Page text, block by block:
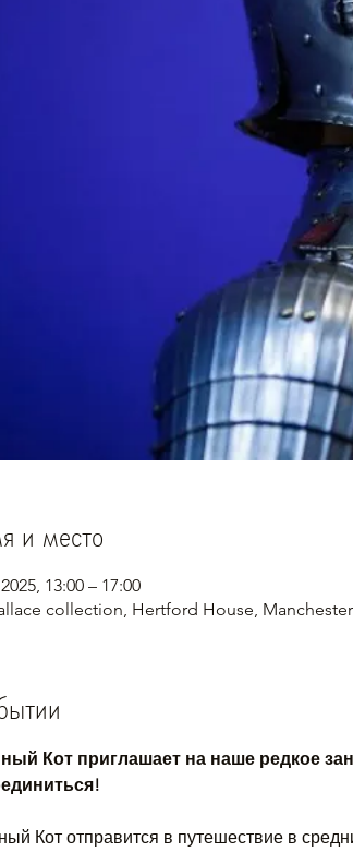
и место
13:00 – 17:00
collection, Hertford House,
Кот приглашает на наше редкое
Кот отправится в путешествие в